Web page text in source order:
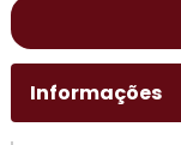
Informações